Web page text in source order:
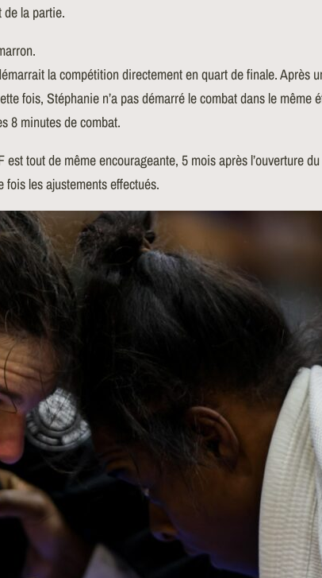
la partie.
la compétition directement en quart de finale.
fois, Stéphanie n’a pas démarré le combat dans le même
8 minutes de combat.
tout de même encourageante, 5 mois après l’ouverture
les ajustements effectués.